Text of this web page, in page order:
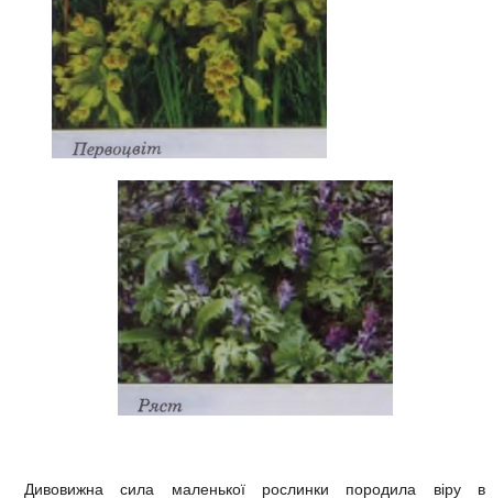
Дивовижна сила маленької рослинки породила віру в